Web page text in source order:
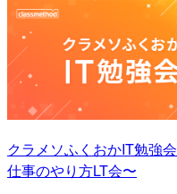
クラメソふくおかIT勉強
仕事のやり方LT会〜